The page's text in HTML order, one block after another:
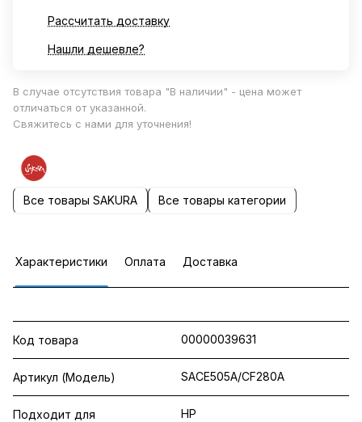
Рассчитать доставку
Нашли дешевле?
В случае отсутствия товара "В наличии" - цена может
отличаться от указанной.
Свяжитесь с нами для уточнения!
Все товары SAKURA Все товары категории
Характеристики Оплата Доставка
Код товара 00000039631
Артикул (Модель) SACE505A/CF280A
Подходит для HP